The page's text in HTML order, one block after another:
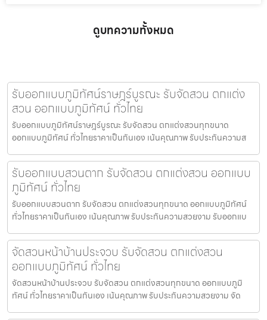
ดูบทความทั้งหมด
รับออกแบบภูมิทัศน์ราษฎร์บูรณะ รับจัดสวน ตกแต่ง
สวน ออกแบบภูมิทัศน์ ทั่วไทย
รับออกแบบภูมิทัศน์ราษฎร์บูรณะ รับจัดสวน ตกแต่งสวนทุกขนาด
ออกแบบภูมิทัศน์ ทั่วไทยราคาเป็นกันเอง เน้นคุณภาพ รับประกันความส
รับออกแบบสวนตาก รับจัดสวน ตกแต่งสวน ออกแบบ
ภูมิทัศน์ ทั่วไทย
รับออกแบบสวนตาก รับจัดสวน ตกแต่งสวนทุกขนาด ออกแบบภูมิทัศน์
ทั่วไทยราคาเป็นกันเอง เน้นคุณภาพ รับประกันความสวยงาม รับออกแบ
จัดสวนหน้าบ้านประจวบ รับจัดสวน ตกแต่งสวน
ออกแบบภูมิทัศน์ ทั่วไทย
จัดสวนหน้าบ้านประจวบ รับจัดสวน ตกแต่งสวนทุกขนาด ออกแบบภูมิ
ทัศน์ ทั่วไทยราคาเป็นกันเอง เน้นคุณภาพ รับประกันความสวยงาม จัด